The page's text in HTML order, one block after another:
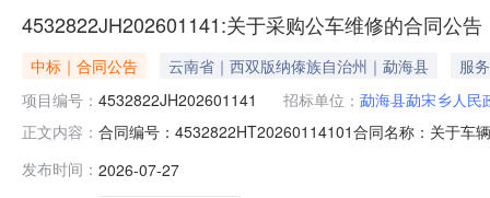
4532822JH202601141:关于采购公车维修的合同公告
中标｜合同公告 云南省｜西双版纳傣族自治州｜勐海县
服
项目编号： 4532822JH202601141 招标单位： 勐海县勐宋乡人民
正文内容： 合同编号：4532822HT20260114101合同名称：关于车
构：进口产品审核前公示：采购公告（或单一来源审核
发布时间： 2026-07-27